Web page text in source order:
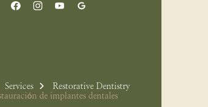
Services
Restorative Dentistry
de implantes dentales